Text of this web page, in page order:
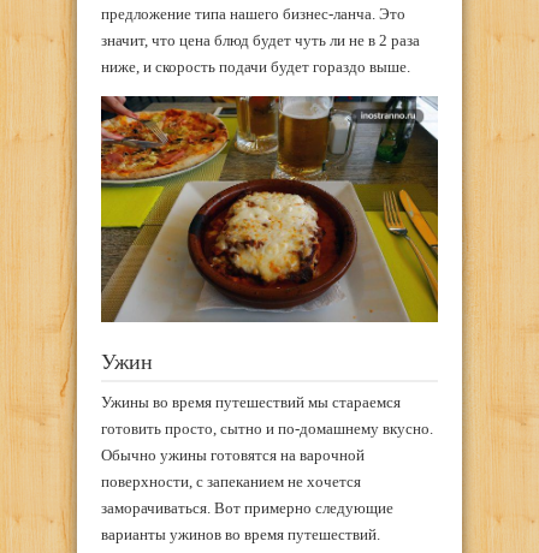
предложение типа нашего бизнес-ланча. Это
значит, что цена блюд будет чуть ли не в 2 раза
ниже, и скорость подачи будет гораздо выше.
Ужин
Ужины во время путешествий мы стараемся
готовить просто, сытно и по-домашнему вкусно.
Обычно ужины готовятся на варочной
поверхности, с запеканием не хочется
заморачиваться. Вот примерно следующие
варианты ужинов во время путешествий.